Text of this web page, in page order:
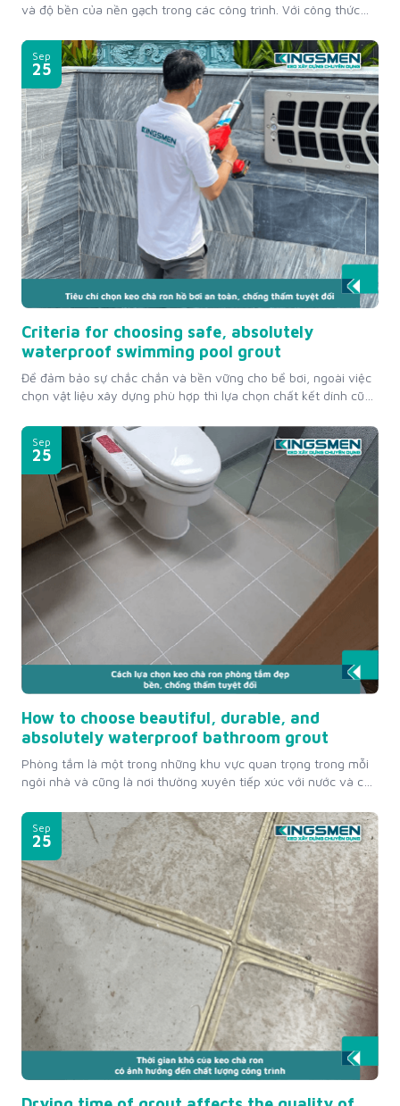
và độ bền của nền gạch trong các công trình. Với công thức
pháp toàn diện cho ron gạch trắng sạch lâu bền. Hãy cùng tìm
hiểu giải pháp...
Sep
25
Criteria for choosing safe, absolutely
waterproof swimming pool grout
Để đảm bảo sự chắc chắn và bền vững cho bể bơi, ngoài việc
chọn vật liệu xây dựng phù hợp thì lựa chọn chất kết dính cũng
cao, chịu được áp lực nước và các yếu tố môi trường khác.
Trong...
Sep
25
How to choose beautiful, durable, and
absolutely waterproof bathroom grout
Phòng tắm là một trong những khu vực quan trọng trong mỗi
ngôi nhà và cũng là nơi thường xuyên tiếp xúc với nước và các
Cho nên để không gian này luôn sạch sẽ, đẹp mắt và bền bỉ,...
Sep
25